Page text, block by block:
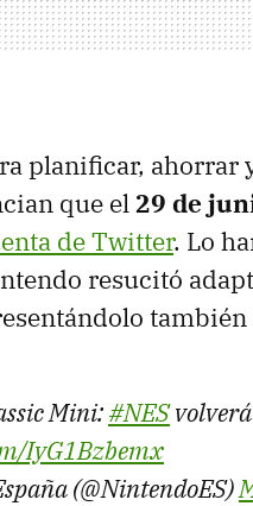
planificar, ahorrar
que el29 de
de Twitter. Lo
resucitó
Mini:#NES
IyG1Bzbemx
(@NintendoES)